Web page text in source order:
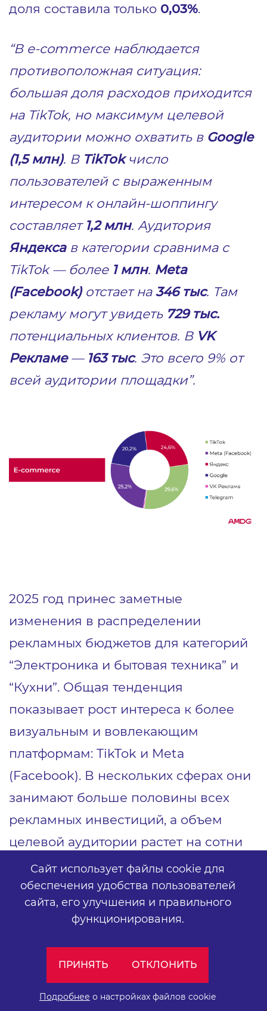
доля составила только 0,03%.
“В e-commerce наблюдается
противоположная ситуация:
большая доля расходов приходится
на TikTok, но максимум целевой
аудитории можно охватить в Google
(1,5 млн). В TikTokчисло
пользователей с выраженным
интересом к онлайн-шоппингу
составляет 1,2 млн. Аудитория
Яндексав категории сравнима с
TikTok — более 1 млн. Meta
(Facebook)отстает на346 тыс. Там
рекламу могут увидеть 729 тыс.
потенциальных клиентов. В VK
Рекламе— 163 тыс. Это всего 9% от
всей аудитории площадки”.
2025 год принес заметные
изменения в распределении
рекламных бюджетов для категорий
“Электроника и бытовая техника” и
“Кухни”. Общая тенденция
показывает рост интереса к более
визуальным и вовлекающим
платформам: TikTok и Meta
(Facebook). В нескольких сферах они
занимают больше половины всех
рекламных инвестиций, а объем
целевой аудитории растет на сотни
тысяч в год. Привычные Google и
Яндекс продолжают удерживать
миллионы пользователей, которые
могут стать потенциальными
клиентами. Хотя число пользователей
“Электронике и бытовой технике”,
Сайт использует файлы cookie для
обеспечения удобства пользователей
сайта, его улучшения и правильного
функционирования.
ПРИНЯТЬ ОТКЛОНИТЬ
Подробнее о настройках файлов cookie